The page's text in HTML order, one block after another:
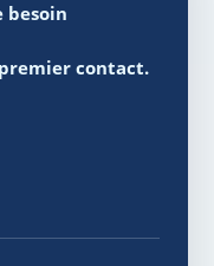
besoin
contact.